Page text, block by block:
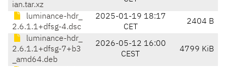
ian.tar.xz
luminance-hdr_
2.6.1.1+dfsg-4.dsc
2025-01-19 18:17
CET
2404 B
luminance-hdr_
2.6.1.1+dfsg-7+b3
_amd64.deb
2026-05-12 16:00
CEST
4799 KiB